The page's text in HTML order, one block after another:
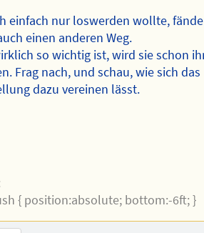
einfach nur loswerden wollte,
einen anderen Weg.
so wichtig ist, wird sie schon
Frag nach, und schau, wie sich
dazu vereinen lässt.
{ position:absolute; bottom:-6ft; }